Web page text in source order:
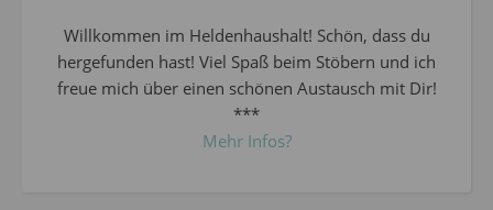
Willkommen im Heldenhaushalt! Schön, dass du
hergefunden hast! Viel Spaß beim Stöbern und ich
freue mich über einen schönen Austausch mit Dir!
***
Mehr Infos?